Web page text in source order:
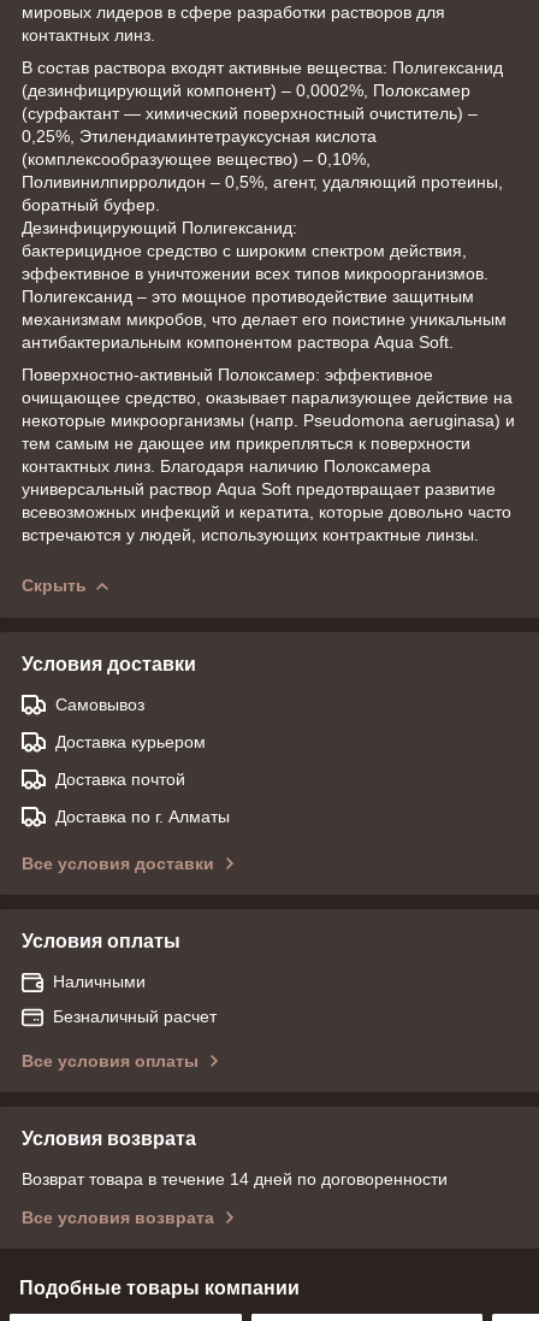
мировых лидеров в сфере разработки растворов для
контактных линз.
В состав раствора входят активные вещества: Полигексанид
(дезинфицирующий компонент) – 0,0002%, Полоксамер
(сурфактант — химический поверхностный очиститель) –
0,25%, Этилендиаминтетрауксусная кислота
(комплексообразующее вещество) – 0,10%,
Поливинилпирролидон – 0,5%, агент, удаляющий протеины,
боратный буфер.
Дезинфицирующий Полигексанид:
бактерицидное средство с широким спектром действия,
эффективное в уничтожении всех типов микроорганизмов.
Полигексанид – это мощное противодействие защитным
механизмам микробов, что делает его поистине уникальным
антибактериальным компонентом раствора Aqua Soft.
Поверхностно-активный Полоксамер: эффективное
очищающее средство, оказывает парализующее действие на
некоторые микроорганизмы (напр. Pseudomona aeruginasa) и
тем самым не дающее им прикрепляться к поверхности
контактных линз. Благодаря наличию Полоксамера
универсальный раствор Aqua Soft предотвращает развитие
всевозможных инфекций и кератита, которые довольно часто
встречаются у людей, использующих контрактные линзы.
Скрыть
Условия доставки
Самовывоз
Доставка курьером
Доставка почтой
Доставка по г. Алматы
Все условия доставки
Условия оплаты
Наличными
Безналичный расчет
Все условия оплаты
Условия возврата
Возврат товара в течение 14 дней по договоренности
Все условия возврата
Подобные товары компании